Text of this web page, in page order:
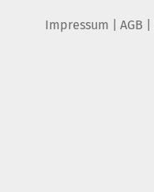
Impressum AGB